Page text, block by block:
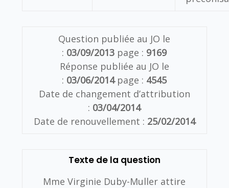
Question publiée au JO le
: 03/09/2013 page : 9169
Réponse publiée au JO le
: 03/06/2014page : 4545
Date de changement d’attribution
: 03/04/2014
Date de renouvellement : 25/02/2014
Texte de la question
Mme Virginie Duby-Muller attire